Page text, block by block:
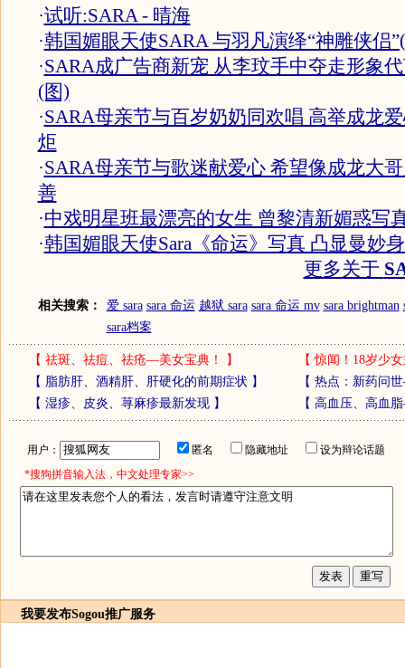
·试听:SARA - 晴海
·韩国媚眼天使SARA 与羽凡演绎“神雕侠侣
·SARA成广告商新宠 从李玟手中夺走形象
(图)
·SARA母亲节与百岁奶奶同欢唱 高举成龙
炬
·SARA母亲节与歌迷献爱心 希望像成龙大
善
·中戏明星班最漂亮的女生 曾黎清新媚惑写
·韩国媚眼天使Sara《命运》写真 凸显曼妙
更多关于
相关搜索： 爱 sara sara 命运 越狱 sara sara 命运 mv sara brightman
sara档案
【 祛斑、祛痘、祛疮—美女宝典！ 】 【惊闻！18岁少
【 脂肪肝、酒精肝、肝硬化的前期症状 】 【 热点：新药问
【 湿疹、皮炎、荨麻疹最新发现】 【 高血压、高血
用户： 匿名 隐藏地址
设为辩论话题
*搜狗拼音输入法，中文处理专家>>
我要发布Sogou推广服务